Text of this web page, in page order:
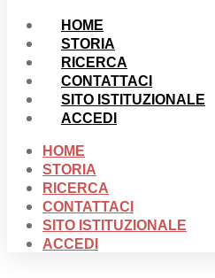
HOME
STORIA
RICERCA
CONTATTACI
SITO ISTITUZIONALE
ACCEDI
HOME
STORIA
RICERCA
CONTATTACI
SITO ISTITUZIONALE
ACCEDI